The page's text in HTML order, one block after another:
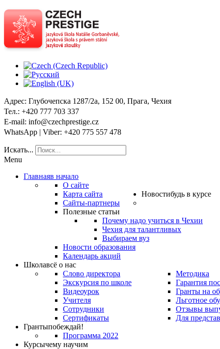
Адрес: Глубочепска 1287/2a, 152 00, Прага, Чехия
Тел.: +420 777 703 337
E-mail: info@czechprestige.cz
WhatsApp | Viber: +420 775 557 478
Искать...
Menu
Главнаяв начало
О сайте
Карта сайта
Сайты-партнеры
Новостибудь в курсе
Полезные статьи
Почему надо учиться в Чехии
Чехия для талантливых
Выбираем вуз
Новости образования
Календарь акций
Школавсё о нас
Слово директора
Экскурсия по школе
Видеоурок
Учителя
Сотрудники
Сертификаты
Методика
Гарантия
Гранты на
Льготное
Отзывы
Для
Грантыпобеждай!
Программа 2022
Курсычему научим